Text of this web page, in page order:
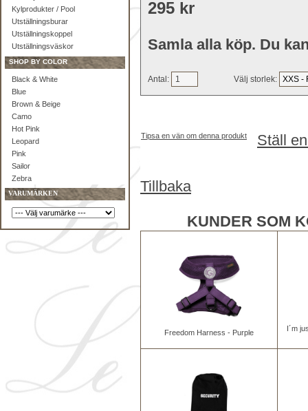
Kylprodukter / Pool
Utställningsburar
Utställningskoppel
Utställningsväskor
SHOP BY COLOR
Black & White
Blue
Brown & Beige
Camo
Hot Pink
Leopard
Pink
Sailor
Zebra
VARUMÄRKEN
295 kr
Samla alla köp. Du
Antal: Välj storlek:
Tipsa en vän om denna produkt Ställ
Tillbaka
KUNDER SOM
Freedom Harness - Purple I´m